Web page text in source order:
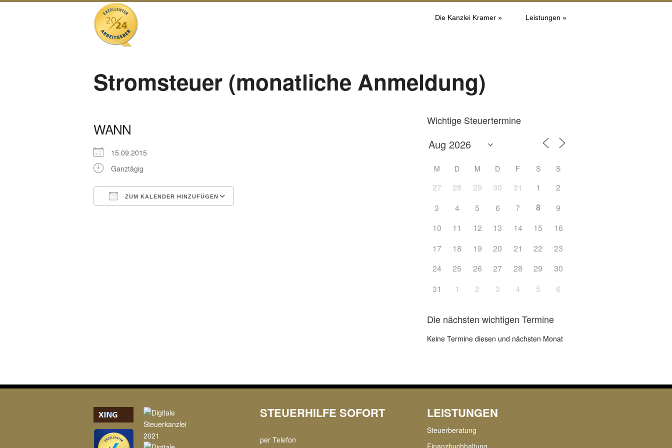
Die Kanzlei Kramer » Leistungen »
Stromsteuer (monatliche Anmeldung)
WANN
15.09.2015
Ganztägig
ZUM KALENDER HINZUFÜGEN
Wichtige Steuertermine
M D M D F S S
27 28 29 30 31 1
2
3
4 5 6 7 8
9
10
11 12 13 14 15
16
17
18 19 20 21 22
23
24
25 26 27 28 29
30
31
1 2 3 4 5 6
Die nächsten wichtigen Termine
Keine Termine diesen und nächsten Monat
STEUERHILFE SOFORT
per Telefon
LEISTUNGEN
Steuerberatung